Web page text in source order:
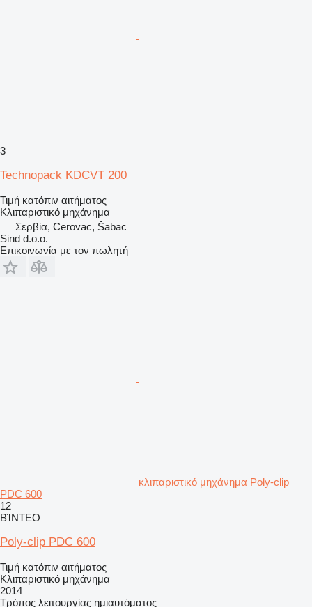
3
Technopack KDCVT 200
Τιμή κατόπιν αιτήματος
Κλιπαριστικό μηχάνημα
Σερβία, Cerovac, Šabac
Sind d.o.o.
Επικοινωνία με τον πωλητή
κλιπαριστικό μηχάνημα Poly-clip
PDC 600
12
ΒΊΝΤΕΟ
Poly-clip PDC 600
Τιμή κατόπιν αιτήματος
Κλιπαριστικό μηχάνημα
2014
Τρόπος λειτουργίας ημιαυτόματος